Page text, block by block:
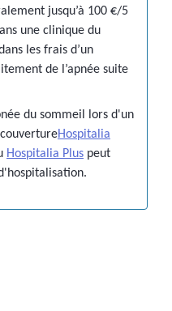
jusqu’à 100 €/5
une clinique du
les frais d’un
de l’apnée suite
du sommeil lors d'un
Hospitalia
Hospitalia Plus peut